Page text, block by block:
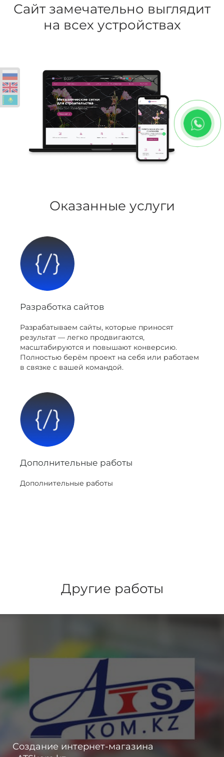
Сайт замечательно выглядит
на всех устройствах
Оказанные услуги
Разработка сайтов
Разрабатываем сайты, которые приносят
результат — легко продвигаются,
масштабируются и повышают конверсию.
Полностью берём проект на себя или работаем
в связке с вашей командой.
Дополнительные работы
Дополнительные работы
Другие работы
Создание интернет-магазина